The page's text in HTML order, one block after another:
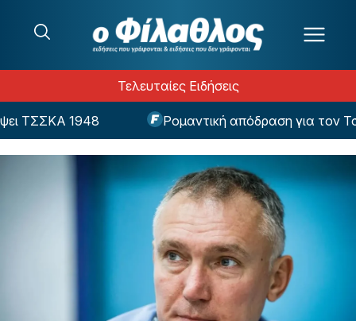
Τελευταίες Ειδήσεις
ΤΣΣΚΑ 1948 Ρομαντική απόδραση για τον